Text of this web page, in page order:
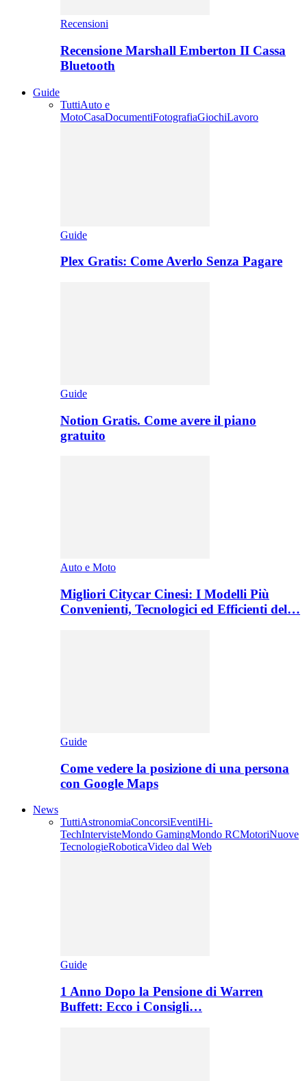
Recensioni
Recensione Marshall Emberton II Cassa
Bluetooth
Guide
TuttiAuto e
MotoCasaDocumentiFotografiaGiochiLavoro
Guide
Plex Gratis: Come Averlo Senza Pagare
Guide
Notion Gratis. Come avere il piano
gratuito
Auto e Moto
Migliori Citycar Cinesi: I Modelli Più
Convenienti, Tecnologici ed Efficienti del…
Guide
Come vedere la posizione di una persona
con Google Maps
News
TuttiAstronomiaConcorsiEventiHi-
TechIntervisteMondo GamingMondo RCMotoriNuove
TecnologieRoboticaVideo dal Web
Guide
1 Anno Dopo la Pensione di Warren
Buffett: Ecco i Consigli…